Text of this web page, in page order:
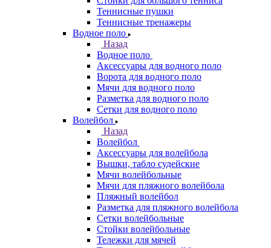
Теннисные пушки
Теннисные тренажеры
Водное поло
Назад
Водное поло
Аксессуары для водного поло
Ворота для водного поло
Мячи для водного поло
Разметка для водного поло
Сетки для водного поло
Волейбол
Назад
Волейбол
Аксессуары для волейбола
Вышки, табло судейские
Мячи волейбольные
Мячи для пляжного волейбола
Пляжный волейбол
Разметка для пляжного волейбола
Сетки волейбольные
Стойки волейбольные
Тележки для мячей